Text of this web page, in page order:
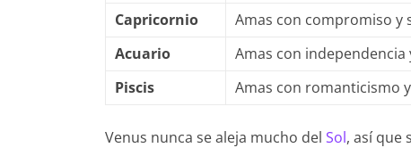
Capricornio
Amas con compromiso y
Acuario
Amas con
Piscis
Amas con romanticismo
Venus nunca se aleja mucho del Sol, así que